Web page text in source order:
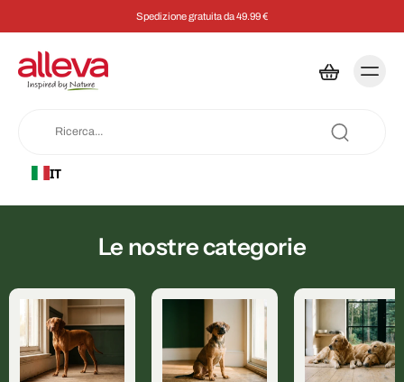
Spedizione gratuita da 49.99 €
IT
Le nostre categorie